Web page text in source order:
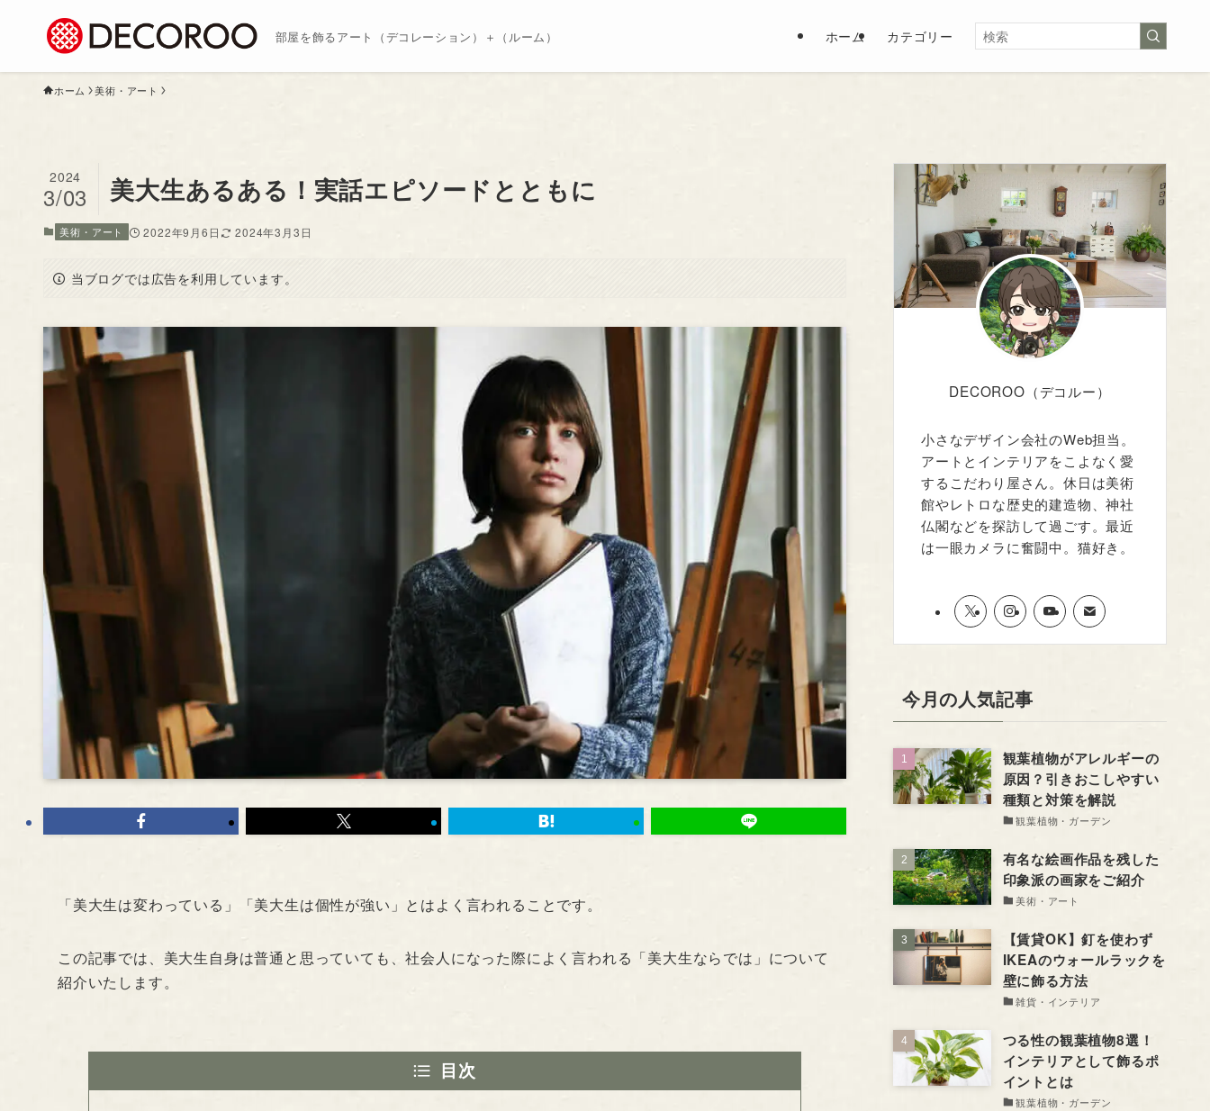
部屋を飾るアート（デコレーション）＋（ルーム） ホーム カテゴリー
ホーム 美術・アート
美大生あるある！実話エピソードとともに
2024
3/03
美術・アート 2022年9月6日 2024年3月3日
当ブログでは広告を利用しています。
「美大生は変わっている」「美大生は個性が強い」とはよく言われることです。
この記事では、美大生自身は普通と思っていても、社会人になった際によく言われる「美大生ならでは」について
紹介いたします。
目次
DECOROO（デコルー）
小さなデザイン会社のWeb担当。
アートとインテリアをこよなく愛
するこだわり屋さん。休日は美術
館やレトロな歴史的建造物、神社
仏閣などを探訪して過ごす。最近
は一眼カメラに奮闘中。猫好き。
今月の人気記事
観葉植物がアレルギーの
原因？引きおこしやすい
種類と対策を解説
観葉植物・ガーデン
有名な絵画作品を残した
印象派の画家をご紹介
美術・アート
【賃貸OK】釘を使わず
IKEAのウォールラックを
壁に飾る方法
雑貨・インテリア
つる性の観葉植物8選！
インテリアとして飾るポ
イントとは
観葉植物・ガーデン